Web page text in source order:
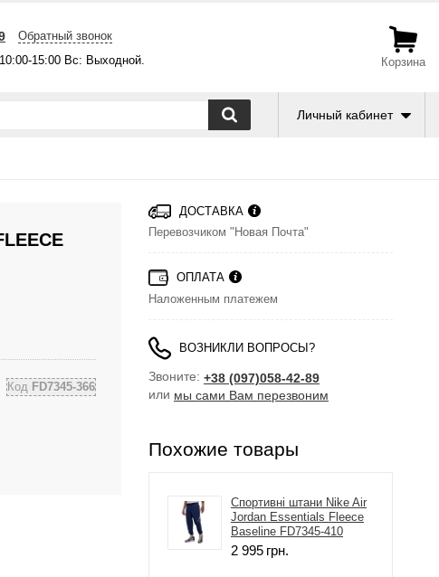
Обратный звонок
15:00 Вс: Выходной.
Корзина
Личный кабинет
Код FD7345-366
ДОСТАВКА
Перевозчиком "Новая Почта"
ОПЛАТА
Наложенным платежем
ВОЗНИКЛИ ВОПРОСЫ?
Звоните: +38 (097)058-42-89
или мы сами Вам перезвоним
Похожие товары
Спортивні штани Nike Air
Jordan Essentials Fleece
Baseline FD7345-410
2 995 грн.